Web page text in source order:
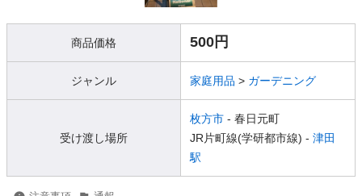
商品価格 500円
ジャンル 家庭用品 > ガーデニング
受け渡し場所
枚方市 - 春日元町
JR片町線(学研都市線) - 津田
駅